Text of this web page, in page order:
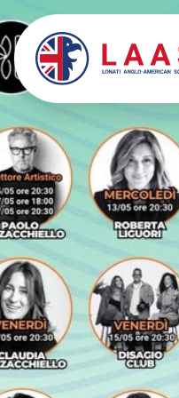
Schooling
Schooling
Springarten
Early Years
Elementary School
Middle School
High School